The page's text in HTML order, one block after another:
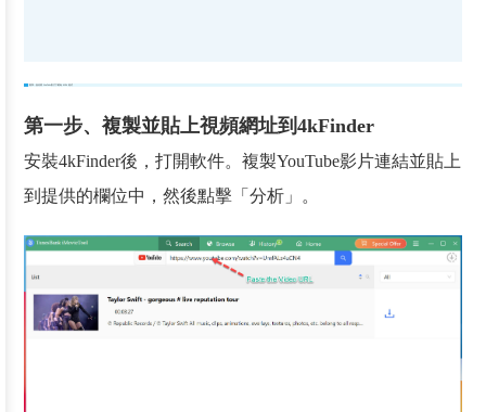
第一步、複製並貼上視頻網址到4kFinder
安裝4kFinder後，打開軟件。複製YouTube影片連結並貼上
到提供的欄位中，然後點擊「分析」。